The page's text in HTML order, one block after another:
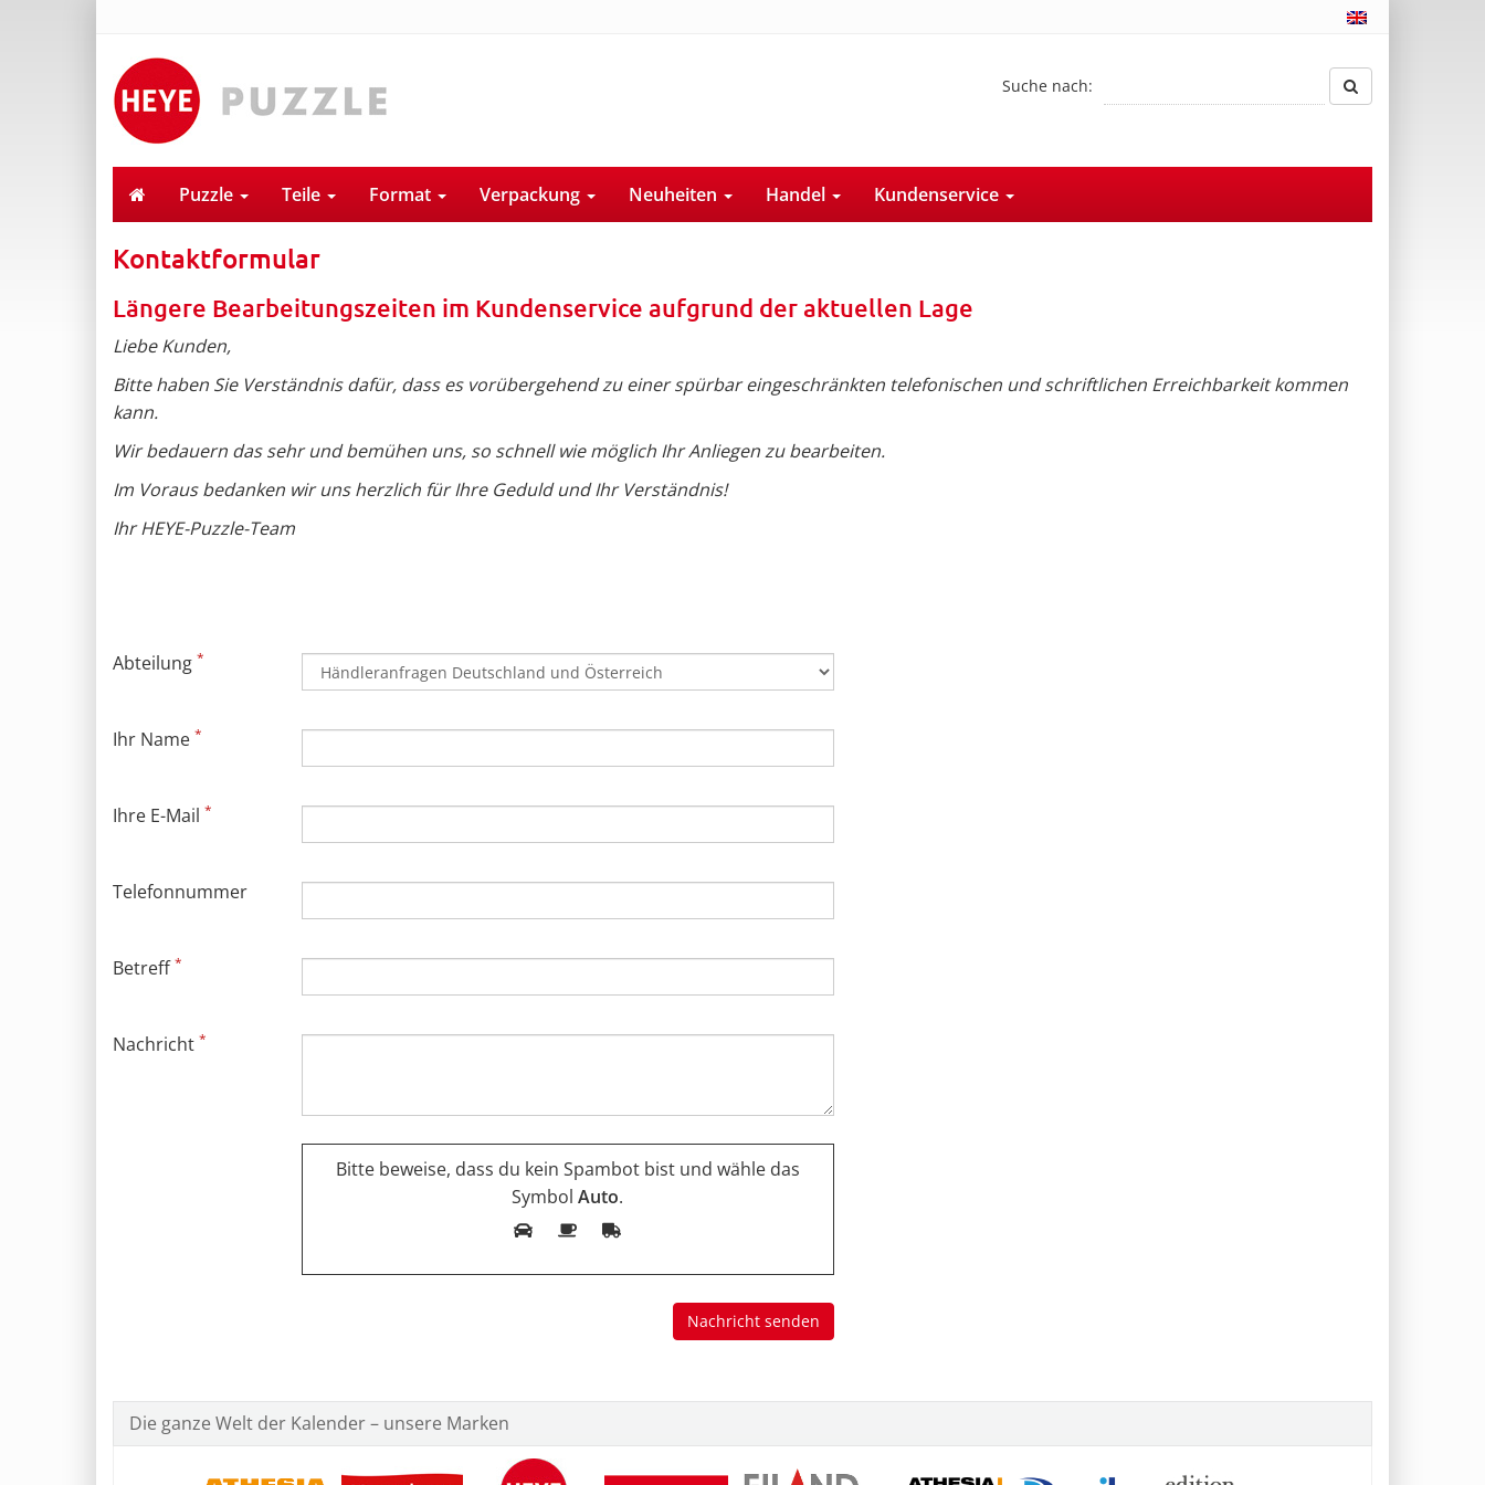
Suche nach:
Puzzle Teile Format Verpackung Neuheiten Handel Kundenservice
Kontaktformular
Längere Bearbeitungszeiten im Kundenservice aufgrund der aktuellen Lage
Liebe Kunden,
Bitte haben Sie Verständnis dafür, dass es vorübergehend zu einer spürbar eingeschränkten telefonischen und schriftlichen Erreichbarkeit kommen
kann.
Wir bedauern das sehr und bemühen uns, so schnell wie möglich Ihr Anliegen zu bearbeiten.
Im Voraus bedanken wir uns herzlich für Ihre Geduld und Ihr Verständnis!
Ihr HEYE-Puzzle-Team
Abteilung *
Ihr Name *
Ihre E-Mail *
Telefonnummer
Betreff*
Nachricht *
Bitte beweise, dass du kein Spambot bist und wähle das
Symbol Auto.
Die ganze Welt der Kalender – unsere Marken